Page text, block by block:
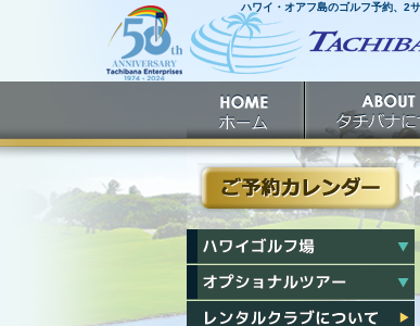
ハワイ・オアフ島のゴルフ予約、2
ホーム タチバナについて
ご予約カレンダー
ハワイゴルフ場一覧
ハワイオプショナルツアー一覧